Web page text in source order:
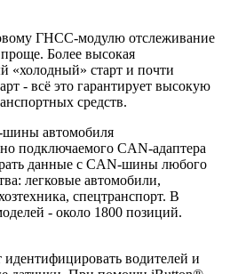
ГНСС-модулю отслеживание
Более высокая
«холодный» старт и почти
- всё это гарантирует высокую
средств.
автомобиля
подключаемого CAN-адаптера
данные с CAN-шины любого
легковые автомобили,
спецтранспорт. В
- около 1800 позиций.
водителей и